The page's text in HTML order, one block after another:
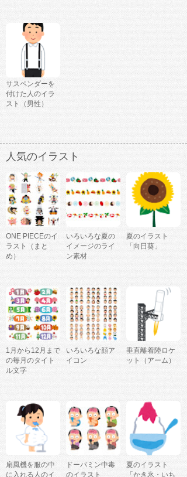
サスペンダーを
付けた人のイラ
スト（男性）
人気のイラスト
ONE PIECEのイ
ラスト（まと
め）
いろいろな夏の
イメージのライ
ン素材
夏のイラスト
「向日葵」
1月から12月まで
の毎月のタイト
ル文字
いろいろな顔ア
イコン
垂直離着陸ロケ
ット（アーム）
扇風機を服の中
に入れる人のイ
ドーパミン中毒
のイラスト
夏のイラスト
「かき氷・いち